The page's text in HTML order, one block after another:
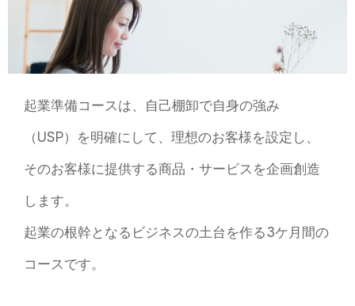
起業準備コースは、自己棚卸で自身の強み
（USP）を明確にして、理想のお客様を設定し、
そのお客様に提供する商品・サービスを企画創造
します。
起業の根幹となるビジネスの土台を作る3ケ⽉間の
コースです。